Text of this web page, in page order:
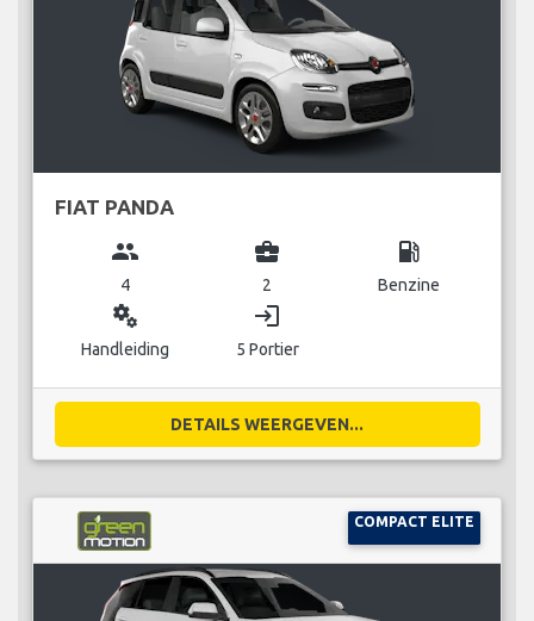
FIAT PANDA
group
4
business_center
2
local_gas_station
Benzine
miscellaneous_services
Handleiding
login
5 Portier
DETAILS WEERGEVEN...
COMPACT ELITE